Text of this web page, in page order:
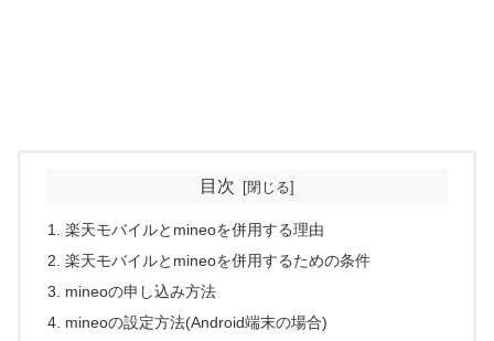
目次
楽天モバイルとmineoを併用する理由
楽天モバイルとmineoを併用するための条件
mineoの申し込み方法
mineoの設定方法(Android端末の場合)